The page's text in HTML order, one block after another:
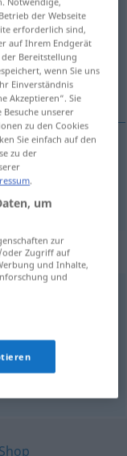
antippen)
der Webseite
erforderlich sind,
auf Ihrem Endgerät
Bereitstellung
wenn Sie uns
Einverständnis
Akzeptieren“. Sie
unserer
zu den Cookies
Sie einfach auf den
zu der
.
um
zur
oder Zugriff auf
und Inhalte,
und